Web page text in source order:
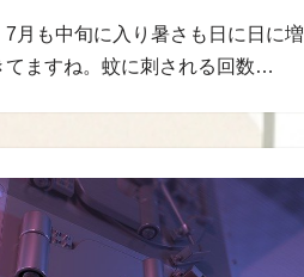
7月も中旬に入り暑さも日に日に増
てますね。蚊に刺される回数…